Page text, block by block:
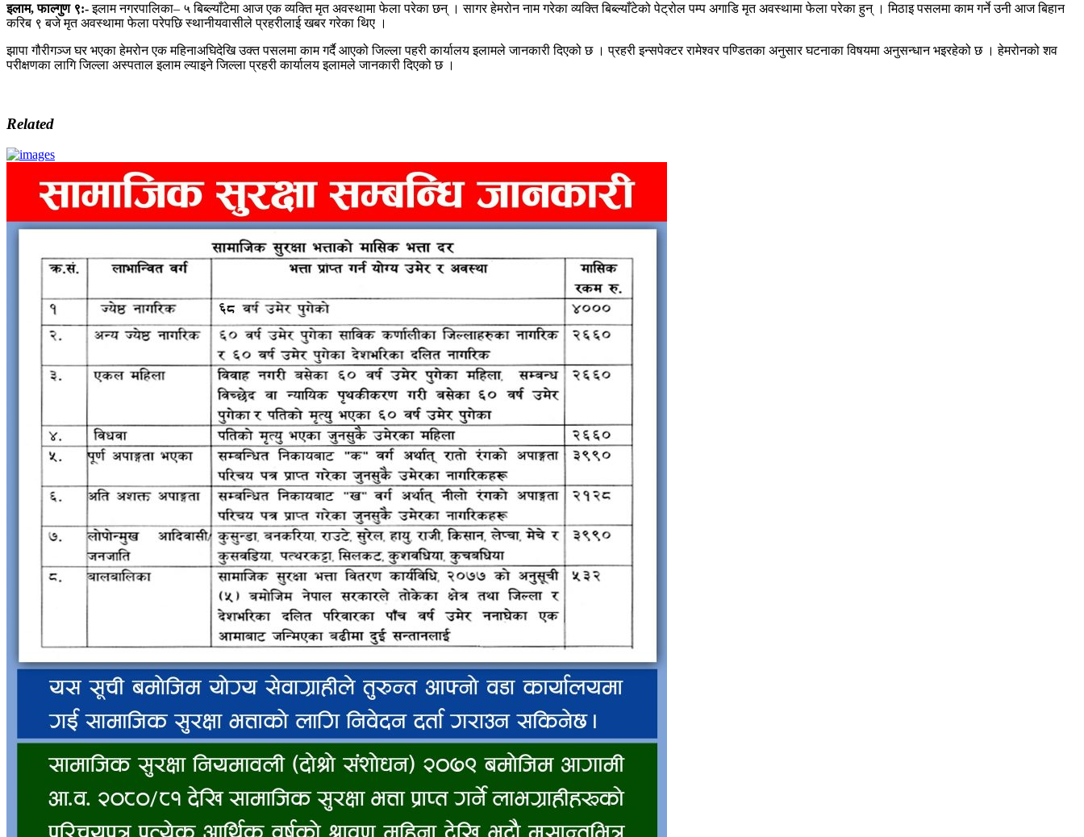
इलाम,फाल्गुण ९:-इलाम नगरपालिका– ५ बिब्ल्याँटेमा आज एक व्यक्ति मृत अवस्थामा फेला परेका छन् । सागर हेमरोन नाम गरेका व्यक्ति बिब्ल्याँटेको पेट्रोल पम्प अगाडि मृत अवस्थामा फेला परेका हुन् । मिठाइ पसलमा काम गर्ने उनी आज बिहान
करिब ९ बजे मृत अवस्थामा फेला परेपछि स्थानीयवासीले प्रहरीलाई खबर गरेका थिए ।
झापा गौरीगञ्ज घर भएका हेमरोन एक महिनाअघिदेखि उक्त पसलमा काम गर्दै आएको जिल्ला पहरी कार्यालय इलामले जानकारी दिएको छ । प्रहरी इन्सपेक्टर रामेश्वर पण्डितका अनुसार घटनाका विषयमा अनुसन्धान भइरहेको छ । हेमरोनको शव
परीक्षणका लागि जिल्ला अस्पताल इलाम ल्याइने जिल्ला प्रहरी कार्यालय इलामले जानकारी दिएको छ ।
Related